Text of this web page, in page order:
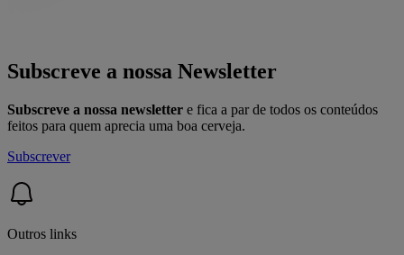
Subscreve a nossa Newsletter
Subscreve a nossa newsletter e fica a par de todos os conteúdos
feitos para quem aprecia uma boa cerveja.
Subscrever
Outros links